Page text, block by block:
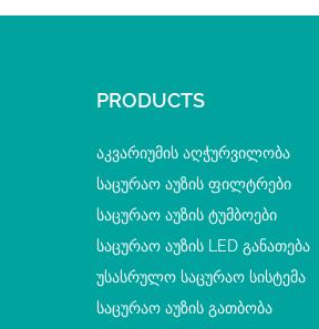
PRODUCTS
Აკვარიუმის Აღჭურვილობა
Საცურაო Აუზის Ფილტრები
Საცურაო Აუზის Ტუმბოები
Საცურაო Აუზის LED Განათება
Უსასრულო Საცურაო Სისტემა
Საცურაო Აუზის Გათბობა